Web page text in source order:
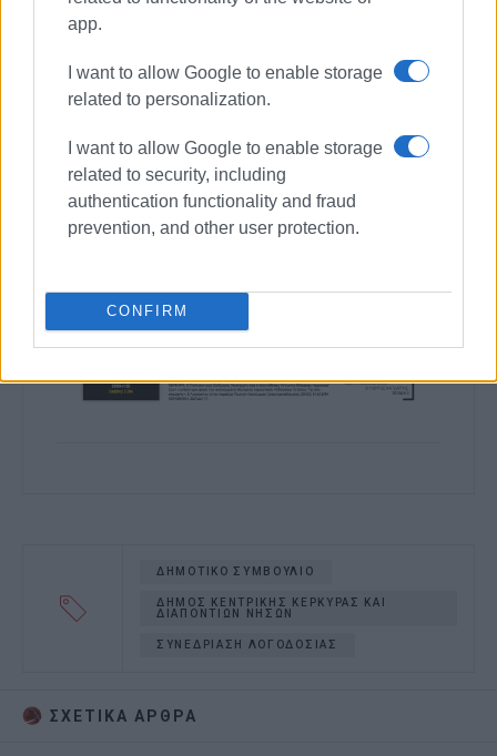
app.
I want to allow Google to enable storage
related to personalization.
I want to allow Google to enable storage
related to security, including
authentication functionality and fraud
prevention, and other user protection.
CONFIRM
ΔΗΜΟΤΙΚΟ ΣΥΜΒΟΥΛΙΟ
ΔΗΜΟΣ ΚΕΝΤΡΙΚΗΣ ΚΕΡΚΥΡΑΣ ΚΑΙ
ΔΙΑΠΟΝΤΙΩΝ ΝΗΣΩΝ
ΣΥΝΕΔΡΙΑΣΗ ΛΟΓΟΔΟΣΙΑΣ
ΣΧΕΤΙΚA AΡΘΡΑ